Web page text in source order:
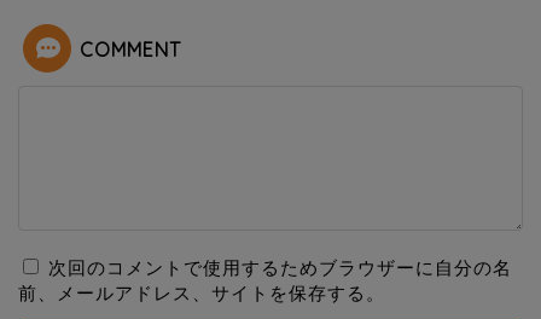
COMMENT
次回のコメントで使用するためブラウザーに自分の名
前、メールアドレス、サイトを保存する。